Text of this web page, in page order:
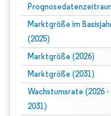
Marktgröße im
(2025)
Marktgröße (2026)
Marktgröße (2031)
Wachstumsrate (2026 -
2031)